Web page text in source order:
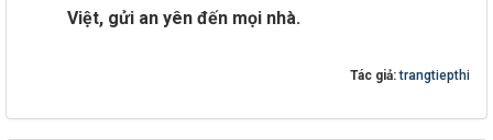
Việt, gửi an yên đến mọi nhà.
Tác giả:trangtiepthi